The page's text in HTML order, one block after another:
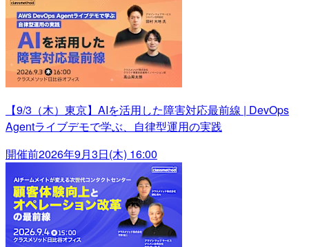
【9/3（木）東京】AIを活用した障害対応最前線 | DevOps
Agentライブデモで学ぶ、自律型運用の実践
開催前2026年9月3日(木) 16:00